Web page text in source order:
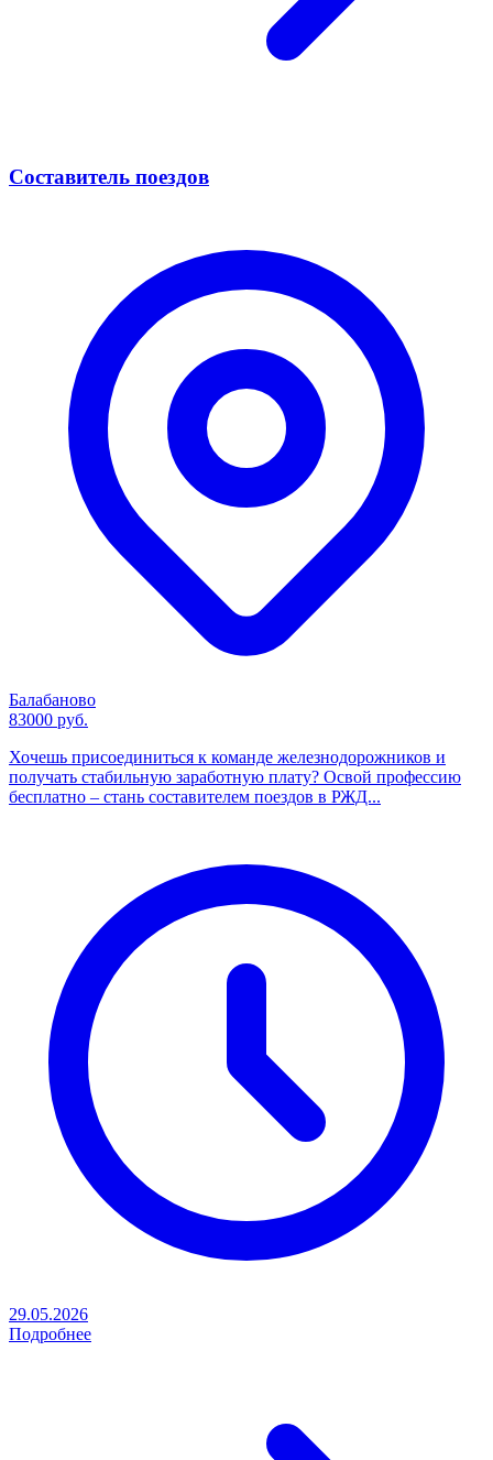
Составитель поездов
Балабаново
83000 руб.
Хочешь присоединиться к команде железнодорожников и
получать стабильную заработную плату? Освой профессию
бесплатно – стань составителем поездов в РЖД...
29.05.2026
Подробнее